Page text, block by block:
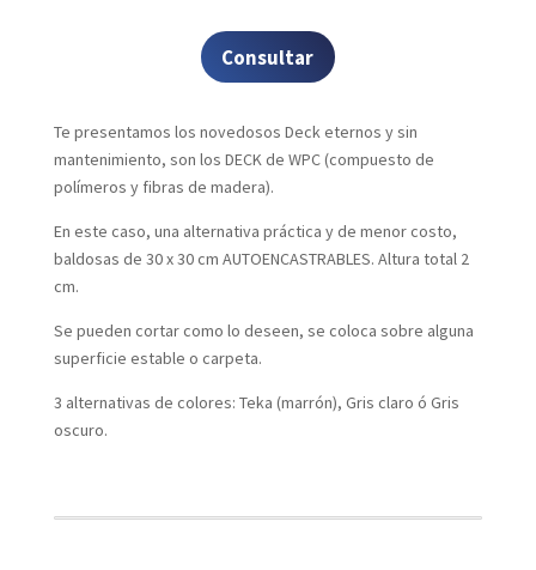
Consultar
Te presentamos los novedosos Deck eternos y sin
mantenimiento, son los DECK de WPC (compuesto de
polímeros y fibras de madera).
En este caso, una alternativa práctica y de menor costo,
baldosas de 30 x 30 cm AUTOENCASTRABLES. Altura total 2
cm.
Se pueden cortar como lo deseen, se coloca sobre alguna
superficie estable o carpeta.
3 alternativas de colores: Teka (marrón), Gris claro ó Gris
oscuro.